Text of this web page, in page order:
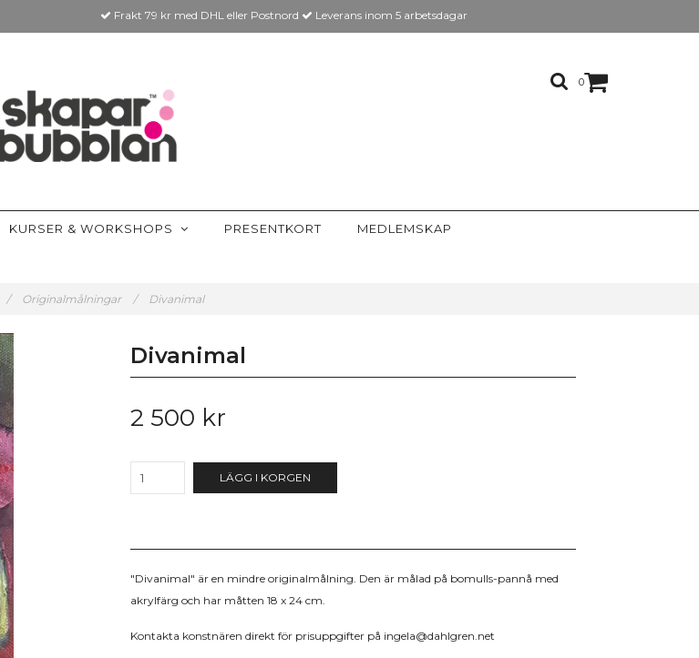
Frakt 79 kr med DHL eller Postnord Leverans inom 5 arbetsdagar
0
KURSER & WORKSHOPS PRESENTKORT MEDLEMSKAP
/ Originalmålningar / Divanimal
Divanimal
2 500 kr
LÄGG I KORGEN
"Divanimal" är en mindre originalmålning. Den är målad på bomulls-pannå med
akrylfärg och har måtten 18 x 24 cm.
Kontakta konstnären direkt för prisuppgifter på ingela@dahlgren.net